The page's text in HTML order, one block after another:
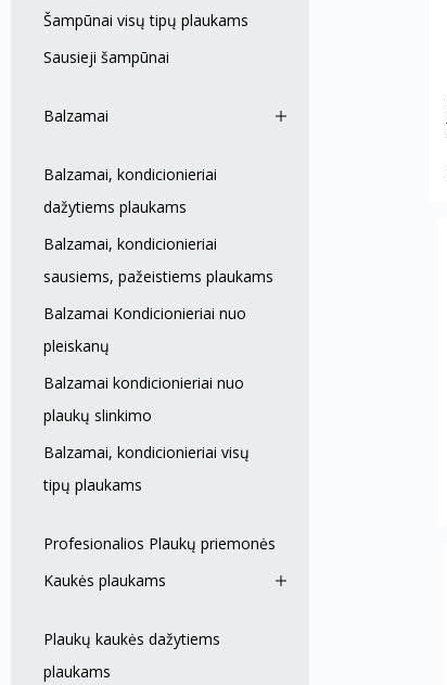
Šampūnai visų tipų plaukams
Sausieji šampūnai
Balzamai
Balzamai, kondicionieriai
dažytiems plaukams
Balzamai, kondicionieriai
sausiems, pažeistiems plaukams
Balzamai Kondicionieriai nuo
pleiskanų
Balzamai kondicionieriai nuo
plaukų slinkimo
Balzamai, kondicionieriai visų
tipų plaukams
Profesionalios Plaukų priemonės
Kaukės plaukams
Plaukų kaukės dažytiems
plaukams